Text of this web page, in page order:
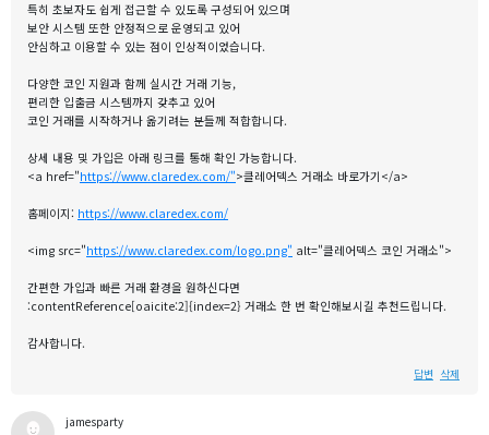
특히 초보자도 쉽게 접근할 수 있도록 구성되어 있으며
보안 시스템 또한 안정적으로 운영되고 있어
안심하고 이용할 수 있는 점이 인상적이었습니다.
다양한 코인 지원과 함께 실시간 거래 기능,
편리한 입출금 시스템까지 갖추고 있어
코인 거래를 시작하거나 옮기려는 분들께 적합합니다.
상세 내용 및 가입은 아래 링크를 통해 확인 가능합니다.
<a href="https://www.claredex.com/">클레어덱스 거래소 바로가기</a>
홈페이지: https://www.claredex.com/
<img src="https://www.claredex.com/logo.png" alt="클레어덱스 코인 거래소">
간편한 가입과 빠른 거래 환경을 원하신다면
:contentReference[oaicite:2]{index=2} 거래소 한 번 확인해보시길 추천드립니다.
감사합니다.
답변 삭제
jamesparty